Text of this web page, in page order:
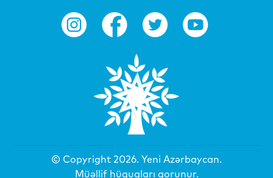
© Copyright 2026. Yeni Azərbaycan.
Müəllif hüquqları qorunur.